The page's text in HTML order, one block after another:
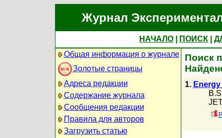
Журнал
НАЧАЛО ПОИСК
Общая информация о журнале
Золотые страницы
Адреса редакции
Содержание журнала
Сообщения редакции
Правила для авторов
Загрузить статью
Поиск
1.